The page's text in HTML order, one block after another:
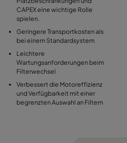
CAPEX eine wichtige Rolle
spielen.
Geringere Transportkosten als
bei einem Standardsystem
Leichtere
Wartungsanforderungen beim
Filterwechsel
Verbessert die Motoreffizienz
und Verfügbarkeit mit einer
begrenzten Auswahl an Filtern